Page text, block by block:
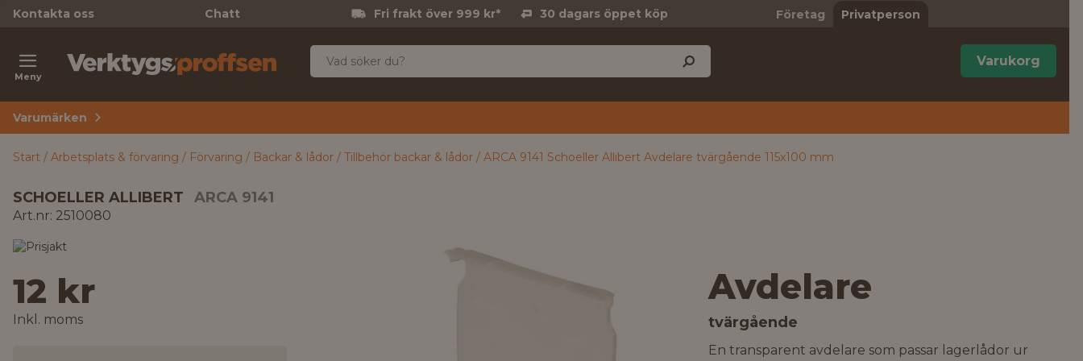
Kontakta oss Chatt Fri frakt över 999 kr* 30 dagars öppet köp Företag Privatperson
Meny
Varukorg
Varumärken
Start Arbetsplats & förvaring Förvaring Backar & lådor Tillbehör backar & lådor ARCA 9141 Schoeller Allibert Avdelare tvärgående 115x100 mm
SCHOELLER ALLIBERT ARCA 9141
Art.nr: 2510080
12 kr
Inkl. moms
Avdelare
tvärgående
En transparent avdelare som passar lagerlådor ur